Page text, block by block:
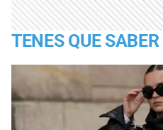
TENES QUE SABER